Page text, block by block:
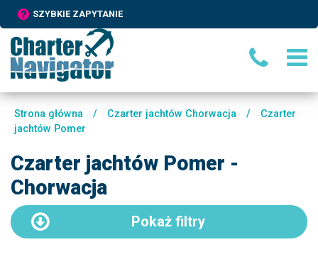
SZYBKIE ZAPYTANIE
Strona główna / Czarter jachtów Chorwacja /
Czarter
jachtów Pomer
Czarter jachtów Pomer -
Chorwacja
Pokaż filtry